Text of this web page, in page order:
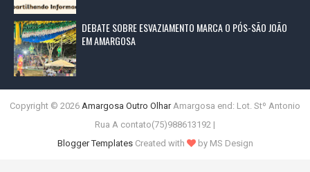
DEBATE SOBRE ESVAZIAMENTO MARCA O PÓS-SÃO JOÃO
EM AMARGOSA
Copyright © 2026 Amargosa Outro Olhar Amargosa end: Lot. Stº Antonio
Rua A contato(75)988613192 |
Blogger TemplatesCreated with by MS Design